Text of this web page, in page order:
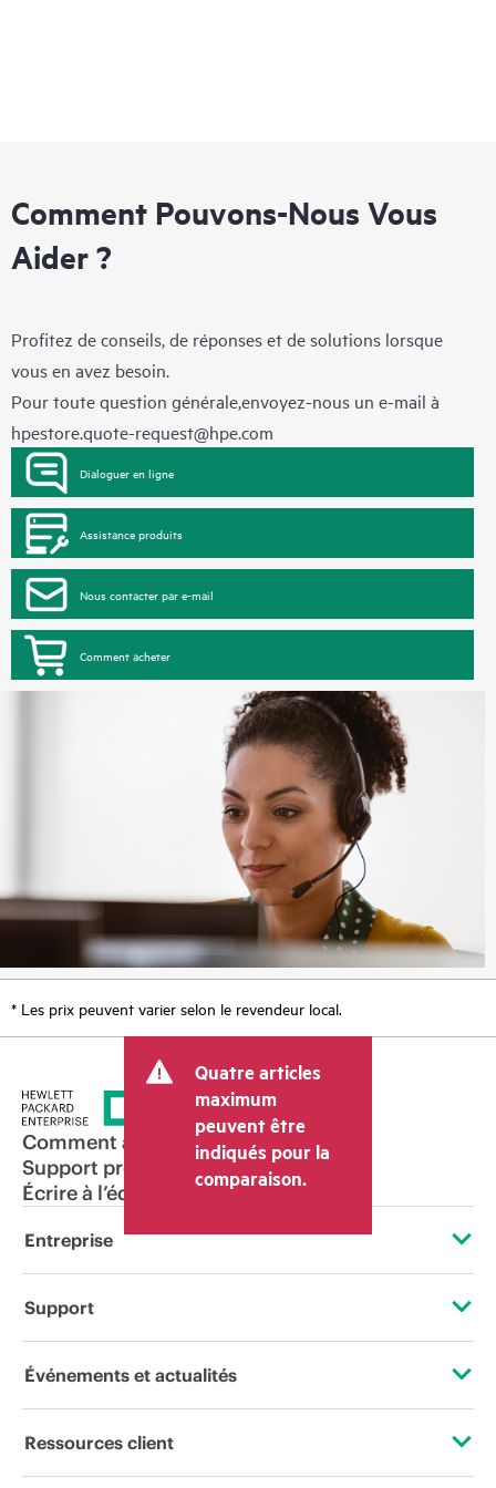
Comment Pouvons-Nous Vous
Aider ?
Profitez de conseils, de réponses et de solutions lorsque
vous en avez besoin.
Pour toute question générale,envoyez-nous un e-mail à
hpestore.quote-request@hpe.com
Dialoguer en ligne
Assistance produits
Nous contacter par e-mail
Comment acheter
* Les prix peuvent varier selon le revendeur local.
Quatre articles
maximum
peuvent être
indiqués pour la
comparaison.
Comment acheter
Support produit
Écrire à l’équipe commerciale
Entreprise
À propos de HPE
Responsabilité d’entreprise
Support
Services d’assistance opérationnelle (OSS)
Événements et actualités
Événements
Ressources client